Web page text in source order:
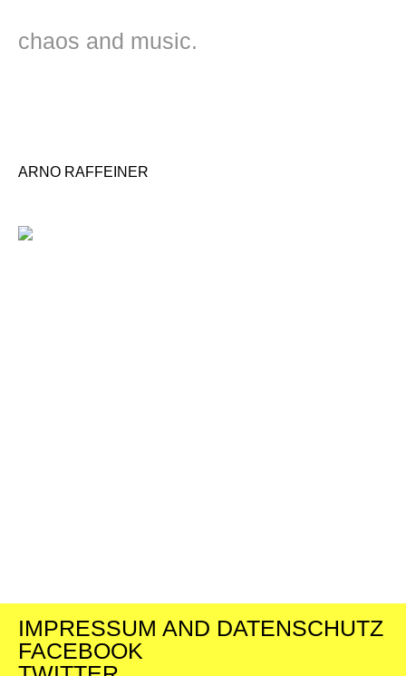
chaos and music.
ARNO RAFFEINER
IMPRESSUM AND DATENSCHUTZ
FACEBOOK